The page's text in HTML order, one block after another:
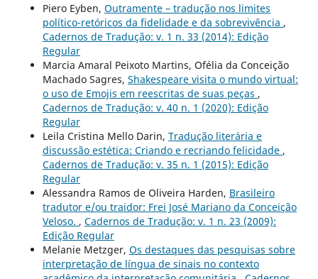
Piero Eyben, Outramente – tradução nos limites
político-retóricos da fidelidade e da sobrevivência ,
Cadernos de Tradução: v. 1 n. 33 (2014): Edição
Regular
Marcia Amaral Peixoto Martins, Ofélia da Conceição
Machado Sagres, Shakespeare visita o mundo virtual:
o uso de Emojis em reescritas de suas peças ,
Cadernos de Tradução: v. 40 n. 1 (2020): Edição
Regular
Leila Cristina Mello Darin, Tradução literária e
discussão estética: Criando e recriando felicidade ,
Cadernos de Tradução: v. 35 n. 1 (2015): Edição
Regular
Alessandra Ramos de Oliveira Harden, Brasileiro
tradutor e/ou traidor: Frei José Mariano da Conceição
Veloso. , Cadernos de Tradução: v. 1 n. 23 (2009):
Edição Regular
Melanie Metzger, Os destaques das pesquisas sobre
interpretação de língua de sinais no contexto